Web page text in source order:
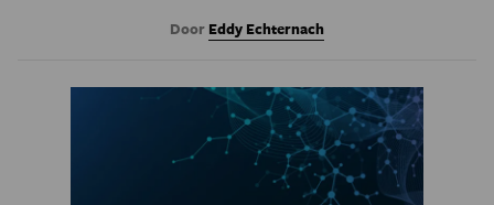
Door Eddy Echternach